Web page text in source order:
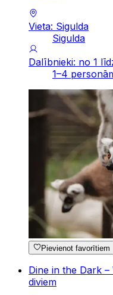
Vieta: Sigulda
Sigulda
Dalībnieki: no 1
1–4
Pievienot favorītiem
Dine in the Dark
diviem